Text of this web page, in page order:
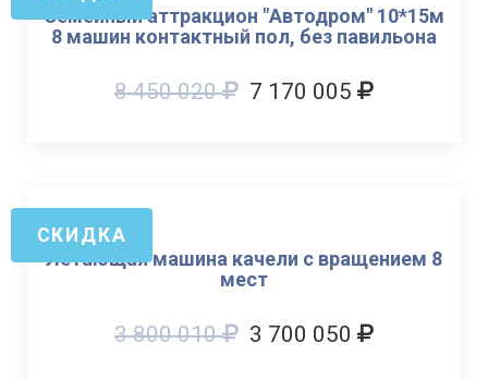
Семейный аттракцион "Автодром" 10*15м
8 машин контактный пол, без павильона
8 450 020 7 170 005
Летающая машина качели с вращением 8
мест
3 800 010 3 700 050
СКИДКА